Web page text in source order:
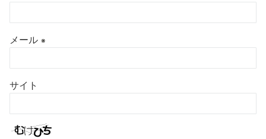
メール ※
サイト